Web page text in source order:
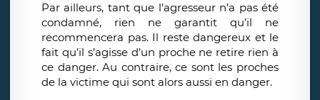
Par ailleurs, tant que l’agresseur n’a pas été
condamné, rien ne garantit qu’il ne
recommencera pas. Il reste dangereux et le
fait qu’il s’agisse d’un proche ne retire rien à
ce danger. Au contraire, ce sont les proches
de la victime qui sont alors aussi en danger.